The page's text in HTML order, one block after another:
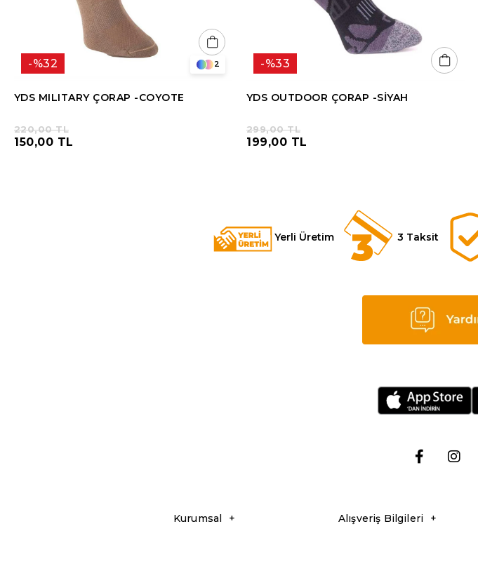
YDS MILITARY ÇORAP -COYOTE
%32
150,00 TL
220,00 TL
2
YDS OUTDOOR ÇORAP -SİYAH
%33
199,00 TL
299,00 TL
Yerli Üretim 3 Taksit
Kurumsal Alışveriş Bilgileri